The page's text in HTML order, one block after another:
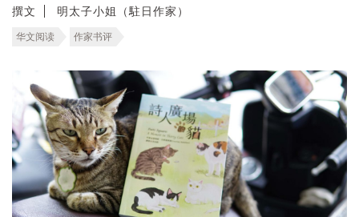
撰文 明太子小姐（駐日作家）
华文阅读 作家书评